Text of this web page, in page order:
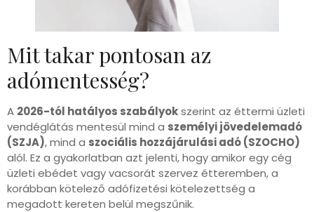
Mit takar pontosan az
adómentesség?
A 2026-tól hatályos szabályokszerint az éttermi üzleti
vendéglátás mentesül mind a személyi jövedelemadó
(SZJA), mind a szociális hozzájárulási adó (SZOCHO)
alól. Ez a gyakorlatban azt jelenti, hogy amikor egy cég
üzleti ebédet vagy vacsorát szervez étteremben, a
korábban kötelező adófizetési kötelezettség a
megadott kereten belül megszűnik.